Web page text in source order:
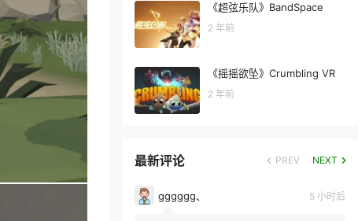
《超弦乐队》BandSpace
2 年前
《摇摇欲坠》Crumbling VR
2 年前
最新评论 PREV NEXT
gggggg、 5 小时后